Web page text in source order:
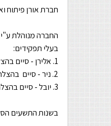
חברת אורן פיתוח ואספלט
החברה מנוהלת
בעלי תפקידים:
1. אלירן - סיים בהצלחה לימודי מנהל עסקים והינו אחראי לענייני כספים ולמנהלה בחברה.
2. ניר - סיים בהצלחה לימודי הנדסה אזרחית וכבישים ואחראי לקבלה ולמסירת עבודות.
3. יובל - סיים בהצלחה לימודי תואר הנדסת תעשייה וניהול ותואר בהנדסה אזרחית במדור מבנים אוניברסיטת אריאל
בשנות התשעים